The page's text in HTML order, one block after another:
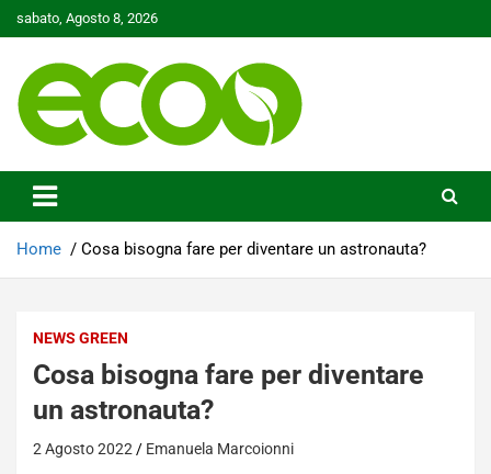
to
sabato, Agosto 8, 2026
Ecoo.it
Home Cosa bisogna fare per diventare un astronauta?
NEWS GREEN
Cosa bisogna fare per diventare
un astronauta?
2 Agosto 2022 Emanuela Marcoionni